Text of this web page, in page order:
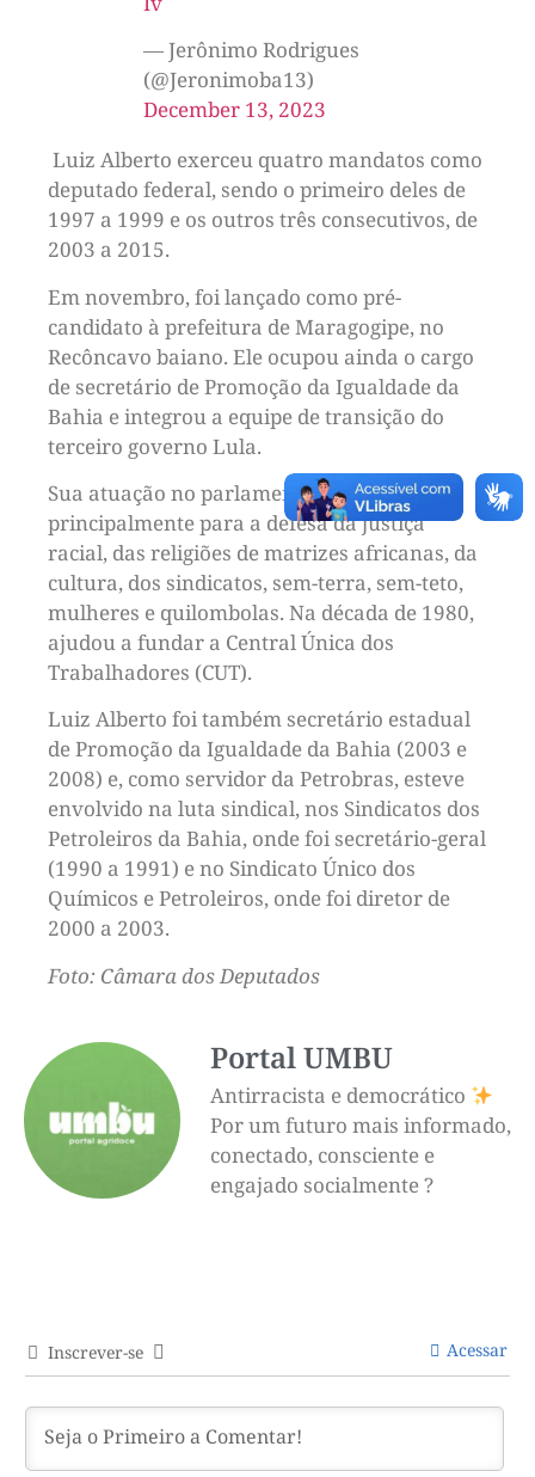
— Jerônimo Rodrigues
(@Jeronimoba13)
December 13, 2023
Luiz Alberto exerceu quatro mandatos como
deputado federal, sendo o primeiro deles de
1997 a 1999 e os outros três consecutivos, de
2003 a 2015.
Em novembro, foi lançado como pré-
candidato à prefeitura de Maragogipe, no
Recôncavo baiano. Ele ocupou ainda o cargo
de secretário de Promoção da Igualdade da
Bahia e integrou a equipe de transição do
terceiro governo Lula.
Sua atuação no parlamento foi voltada
principalmente para a defesa da justiça
racial, das religiões de matrizes africanas, da
cultura, dos sindicatos, sem-terra, sem-teto,
mulheres e quilombolas. Na década de 1980,
ajudou a fundar a Central Única dos
Trabalhadores (CUT).
Luiz Alberto foi também secretário estadual
de Promoção da Igualdade da Bahia (2003 e
2008) e, como servidor da Petrobras, esteve
envolvido na luta sindical, nos Sindicatos dos
Petroleiros da Bahia, onde foi secretário-geral
(1990 a 1991) e no Sindicato Único dos
Químicos e Petroleiros, onde foi diretor de
2000 a 2003.
Foto: Câmara dos Deputados
Portal UMBU
Antirracista e democrático
Por um futuro mais informado,
conectado, consciente e
engajado socialmente ?
Inscrever-se Acessar